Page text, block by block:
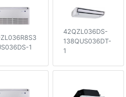
1
42QZL036DS-
138QUS036DT-
1